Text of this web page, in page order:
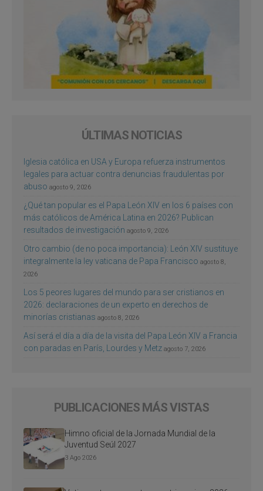
ÚLTIMAS NOTICIAS
Iglesia católica en USA y Europa refuerza instrumentos
legales para actuar contra denuncias fraudulentas por
abuso agosto 9, 2026
¿Qué tan popular es el Papa León XIV en los 6 países con
más católicos de América Latina en 2026? Publican
resultados de investigación agosto 9, 2026
Otro cambio (de no poca importancia): León XIV sustituye
integralmente la ley vaticana de Papa Francisco agosto 8,
2026
Los 5 peores lugares del mundo para ser cristianos en
2026: declaraciones de un experto en derechos de
minorías cristianas agosto 8, 2026
Así será el día a día de la visita del Papa León XIV a Francia
con paradas en París, Lourdes y Metz agosto 7, 2026
PUBLICACIONES MÁS VISTAS
Himno oficial de la Jornada Mundial de la
Juventud Seúl 2027
3 Ago 2026